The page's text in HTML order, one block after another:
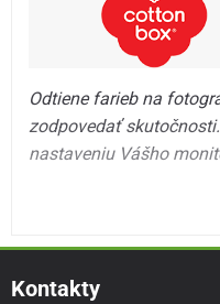
Odtiene farieb na
zodpovedať
nastaveniu Vášho
Kontakty